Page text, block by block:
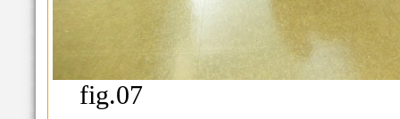
fig.07